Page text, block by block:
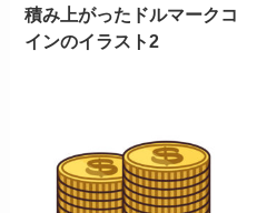
積み上がったドルマークコ
インのイラスト2